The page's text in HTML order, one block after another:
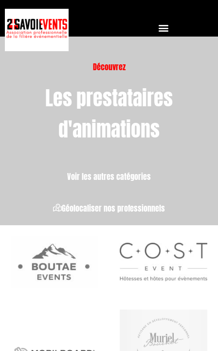
Découvrez
Les prestataires
d'animations
Voir les autres catégories
Géolocaliser nos professionnels